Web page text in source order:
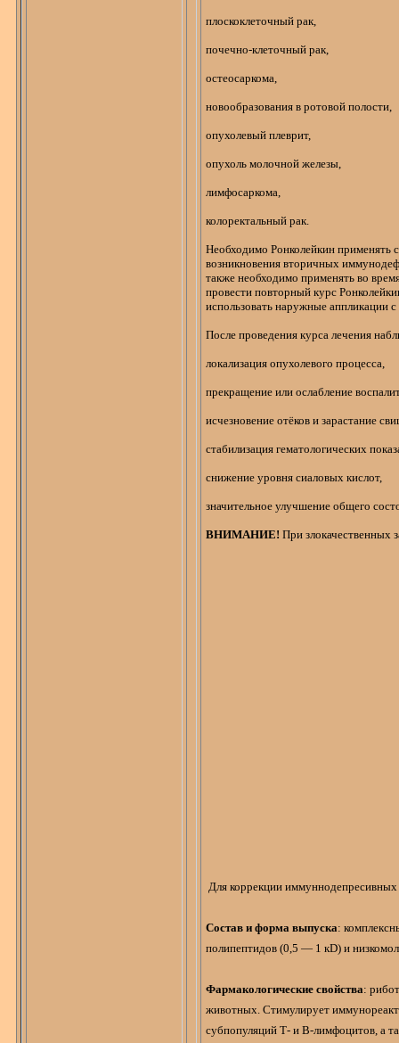
плоскоклеточный рак,
почечно-клеточный рак,
остеосаркома
новообразования в ротовой полости,
опухолевый плеврит,
опухоль молочной железы,
лимфосаркома
колоректальный рак.
НеобходимоРонколейкин применять
возникновения вторичных
также необходимо применять во
провести повторный курс
использовать наружные аппликации с
После проведения курса лечения
локализация опухолевого процесса,
прекращение или ослабление
исчезновение отёков и зарастание
стабилизация гематологических
снижение уровнясиаловых кислот,
значительное улучшение общего
ВНИМАНИЕ! При злокачественных
Для коррекциииммуннодепресивных
Состав и форма выпуска:
полипептидов (0,5 — 1кD) и
Фармакологические свойства:
животных. Стимулирует
субпопуляций Т- и В-лимфоцитов, а